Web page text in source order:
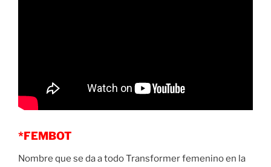
*FEMBOT
Nombre que se da a todo Transformer femenino en la